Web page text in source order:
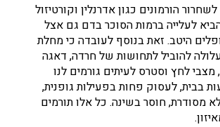
הורמונים כגון אדרנלין וקורטיזול
לעלייה ברמות הסוכר בדם גם אצל
היטב. זאת בנוסף לעובדה כי מחלת
להוביל לתחושות של חרדה, דאגה
מצבי לחץ וסטרס לעיתים גורמים לנו
בבית, לעסוק פחות בפעילות גופנית,
מסודרת, חוסר בשינה. כל אלו תורמים